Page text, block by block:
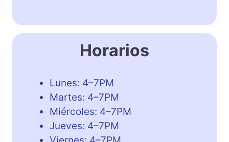
Horarios
Lunes: 4–7PM
Martes: 4–7PM
Miércoles: 4–7PM
Jueves: 4–7PM